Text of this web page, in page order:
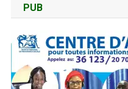
PUB